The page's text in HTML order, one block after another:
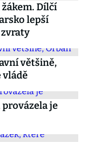
Dílčí
lepší
většině,
vládě
je